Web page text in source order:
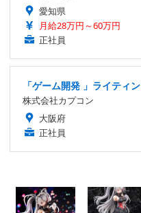
愛知県
月給28万円～60万円
正社員
「ゲーム開発 」ライティ
株式会社カプコン
大阪府
正社員